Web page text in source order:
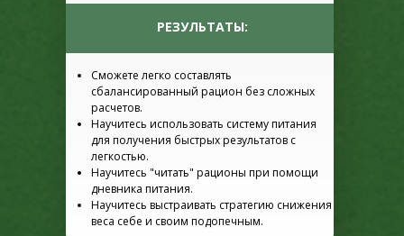
Сможете легко составлять
сбалансированный рацион без сложных
расчетов.
Научитесь использовать систему питания
для получения быстрых результатов с
легкостью.
Научитесь "читать" рационы при помощи
дневника питания.
Научитесь выстраивать стратегию снижения
веса себе и своим подопечным.
РЕЗУЛЬТАТЫ: